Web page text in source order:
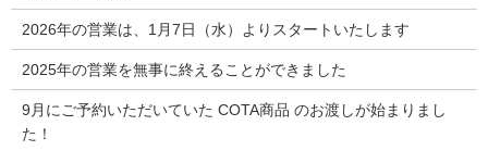
2026年の営業は、1月7日（水）よりスタートいたします
2025年の営業を無事に終えることができました
9月にご予約いただいていた COTA商品 のお渡しが始まりまし
た！